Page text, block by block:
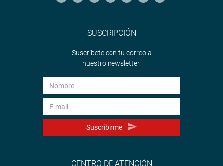
SUSCRIPCIÓN
Suscríbete con tu correo a
nuestro newsletter.
Suscribirme
CENTRO DE ATENCIÓN